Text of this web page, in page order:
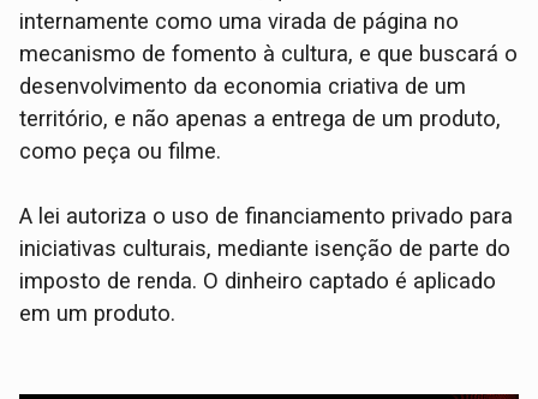
internamente como uma virada de página no
mecanismo de fomento à cultura, e que buscará o
desenvolvimento da economia criativa de um
território, e não apenas a entrega de um produto,
como peça ou filme.
A lei autoriza o uso de financiamento privado para
iniciativas culturais, mediante isenção de parte do
imposto de renda. O dinheiro captado é aplicado
em um produto.